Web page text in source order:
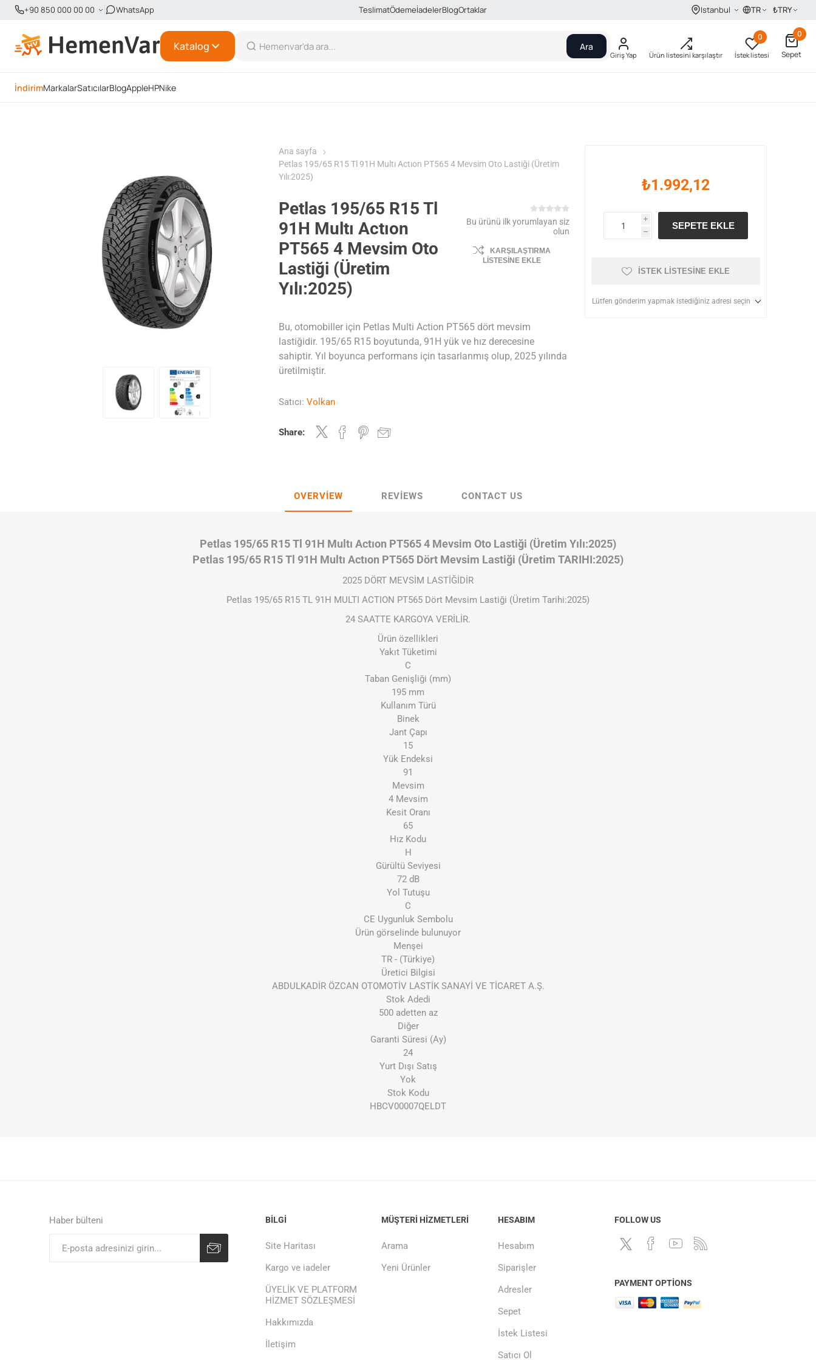
+90 850 000 00 00 WhatsApp TeslimatÖdemeİadelerBlogOrtaklar Istanbul TR ₺TRY
Katalog Ara
Giriş Yap Ürün listesini karşılaştır İstek listesi
0
0
Sepet
İndirimMarkalarSatıcılarBlogAppleHPNike
Ana sayfa
Petlas 195/65 R15 Tl 91H Multı Actıon PT565 4 Mevsim Oto Lastiği (Üretim
Yılı:2025)
Petlas 195/65 R15 Tl
91H Multı Actıon
PT565 4 Mevsim Oto
Lastiği (Üretim
Yılı:2025)
Bu ürünü ilk yorumlayan siz
olun
KARŞILAŞTIRMA
LISTESINE EKLE
Bu, otomobiller için Petlas Multi Action PT565 dört mevsim
lastiğidir. 195/65 R15 boyutunda, 91H yük ve hız derecesine
sahiptir. Yıl boyunca performans için tasarlanmış olup, 2025 yılında
üretilmiştir.
Satıcı: Volkan
Share:
₺1.992,12
i
h
SEPETE EKLE
İSTEK LISTESINE EKLE
Lütfen gönderim yapmak istediğiniz adresi seçin
OVERVIEW REVIEWS CONTACT US
Petlas 195/65 R15 Tl 91H Multı Actıon PT565 4 Mevsim Oto Lastiği (Üretim Yılı:2025)
Petlas 195/65 R15 Tl 91H Multı Actıon PT565 Dört Mevsim Lastiği (Üretim TARIHI:2025)
2025 DÖRT MEVSİM LASTİĞİDİR
Petlas 195/65 R15 TL 91H MULTI ACTION PT565 Dört Mevsim Lastiği (Üretim Tarihi:2025)
24 SAATTE KARGOYA VERİLİR.
Ürün özellikleri
Yakıt Tüketimi
C
Taban Genişliği (mm)
195 mm
Kullanım Türü
Binek
Jant Çapı
15
Yük Endeksi
91
Mevsim
4 Mevsim
Kesit Oranı
65
Hız Kodu
H
Gürültü Seviyesi
72 dB
Yol Tutuşu
C
CE Uygunluk Sembolu
Ürün görselinde bulunuyor
Menşei
TR - (Türkiye)
Üretici Bilgisi
ABDULKADİR ÖZCAN OTOMOTİV LASTİK SANAYİ VE TİCARET A.Ş.
Stok Adedi
500 adetten az
Diğer
Garanti Süresi (Ay)
24
Yurt Dışı Satış
Yok
Stok Kodu
HBCV00007QELDT
Haber bülteni BILGI
Site Haritası
Kargo ve iadeler
ÜYELİK VE PLATFORM
HİZMET SÖZLEŞMESİ
Hakkımızda
İletişim
MÜŞTERI HIZMETLERI
Arama
Yeni Ürünler
HESABIM
Hesabım
Siparişler
Adresler
Sepet
İstek Listesi
Satıcı Ol
FOLLOW US
PAYMENT OPTIONS